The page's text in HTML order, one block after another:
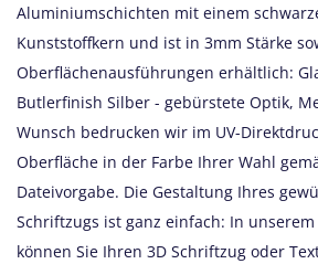
Aluminiumschichten mit einem
Kunststoffkern und ist in 3mm Stärke
Oberflächenausführungen erhältlich:
Butlerfinish Silber - gebürstete Optik,
Wunsch bedrucken wir im UV-
Oberfläche in der Farbe Ihrer Wahl
Dateivorgabe. Die Gestaltung Ihres
Schriftzugs ist ganz einfach: In
können Sie Ihren 3D Schriftzug oder